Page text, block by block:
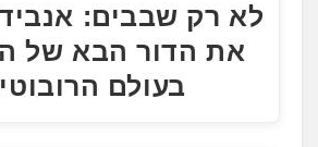
לא רק שבבים:
את הדור הבא של
בעולם